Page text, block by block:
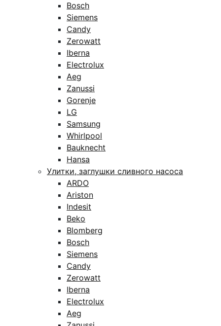
Bosch
Siemens
Candy
Zerowatt
Iberna
Electrolux
Aeg
Zanussi
Gorenje
LG
Samsung
Whirlpool
Bauknecht
Hansa
Улитки, заглушки сливного насоса
ARDO
Ariston
Indesit
Beko
Blomberg
Bosch
Siemens
Candy
Zerowatt
Iberna
Electrolux
Aeg